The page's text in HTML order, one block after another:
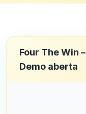
Four The Win –
Demo aberta